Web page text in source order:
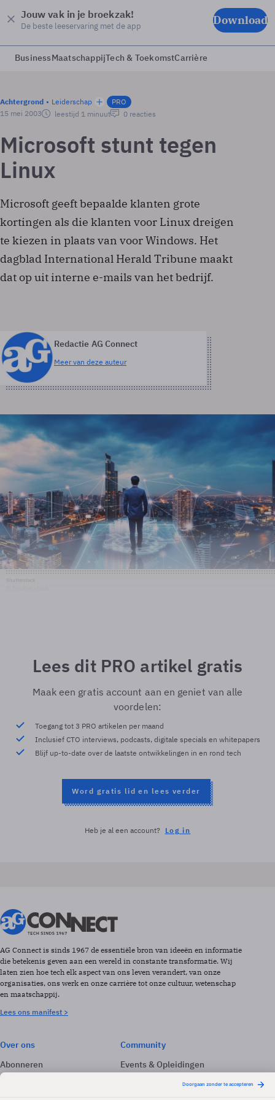
Jouw vak in je broekzak!
De beste leeservaring met de app Download
BusinessMaatschappijTech & ToekomstCarrière
Achtergrond Leiderschap
PRO
15 mei 2003
leestijd 1 minuut 0 reacties
Microsoft stunt tegen
Linux
Microsoft geeft bepaalde klanten grote
kortingen als die klanten voor Linux dreigen
te kiezen in plaats van voor Windows. Het
dagblad International Herald Tribune maakt
dat op uit interne e-mails van het bedrijf.
Redactie AG Connect
Meer van deze auteur
Lees dit PRO artikel gratis
Maak een gratis account aan en geniet van alle
voordelen:
Toegang tot 3 PRO artikelen per maand
Inclusief CTO interviews, podcasts, digitale specials en whitepapers
Blijf up-to-date over de laatste ontwikkelingen in en rond tech
Word gratis lid en lees verder
Heb je al een account? Log in
AG Connect is sinds 1967 de essentiële bron van ideeën en informatie
die betekenis geven aan een wereld in constante transformatie. Wij
laten zien hoe tech elk aspect van ons leven verandert, van onze
organisaties, ons werk en onze carrière tot onze cultuur, wetenschap
en maatschappij.
Lees ons manifest >
Over ons
Abonneren
Adverteren
Community
Events & Opleidingen